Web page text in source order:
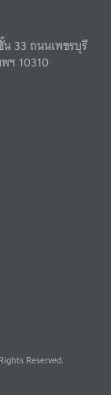
น 33 ถนนเพชรบุรี
ฯ 10310
Reserved.